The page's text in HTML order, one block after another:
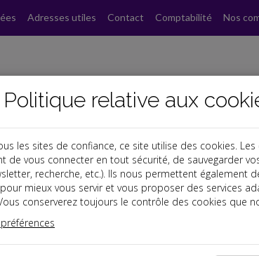
Adresses utiles Contact Comptabilité Nos
dépêches
Politique relative aux
les sites de confiance, ce site utilise des cookies. Les
de vous connecter en tout sécurité, de sauvegarder
recherche, etc.). Ils nous permettent également
mieux vous servir et vous proposer des services
conserverez toujours le contrôle des cookies que